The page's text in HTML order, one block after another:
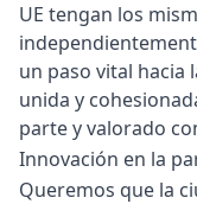
UE tengan los
un paso vital hacia
unida y
parte y valorado
Innovación en la
Queremos que la